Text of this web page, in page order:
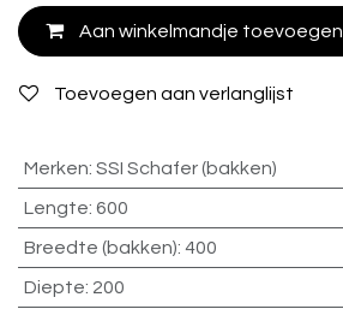
Aan winkelmandje toevoegen
Toevoegen aan verlanglijst
Merken: SSI Schafer (bakken)
Lengte: 600
Breedte (bakken): 400
Diepte: 200